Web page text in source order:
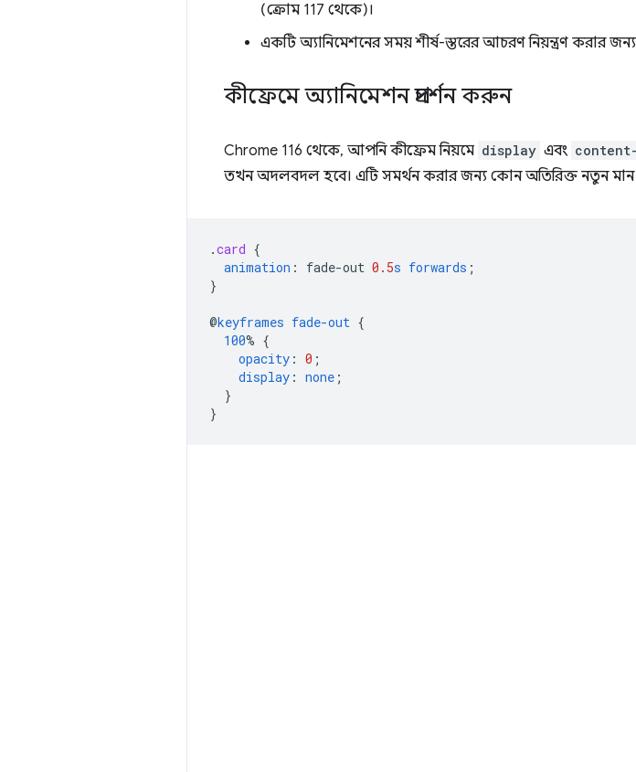
(ক্রোম 117 থেকে)।
একটি অ্যানিমেশনের সময় শীর্ষ-স্তরের আচরণ নিয়ন্ত্রণ করার জন্য
কীফ্রেমে অ্যানিমেশন প্রদর্শন করুন
Chrome 116 থেকে, আপনি কীফ্রেম নিয়মে display এবং
তখন অদলবদল হবে। এটি সমর্থন করার জন্য কোন অতিরিক্ত নতুন মান
.card {
animation : fade-out 0.5s forwards ;
}
@keyframes fade-out {
100% {
opacity : 0 ;
display : none ;
}
}